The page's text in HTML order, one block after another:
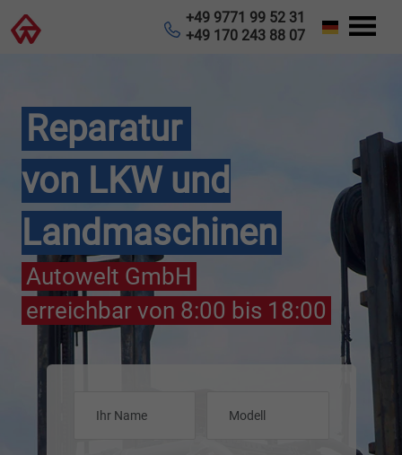
+49 9771 99 52 31
+49 170 243 88 07
Reparatur
von LKW und
Landmaschinen
Autowelt GmbH
erreichbar von 8:00 bis 18:00